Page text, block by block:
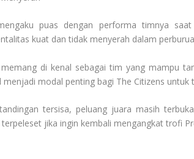
puas dengan performa timnya
kuat dan tidak menyerah dalam
di kenal sebagai tim yang mampu
menjadi modal penting bagi The Citizens
tersisa, peluang juara masih
jika ingin kembali mengangkat trofi